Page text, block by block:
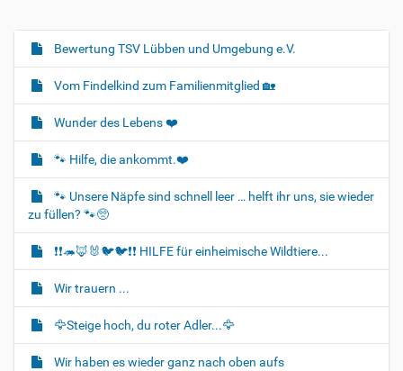
N
a
v
g
a
t
i
o
n
Bewertung TSV Lübben und Umgebung e.V.
Vom Findelkind zum Familienmitglied 🏡
Wunder des Lebens ❤️
🐾 Hilfe, die ankommt.❤️
🐾 Unsere Näpfe sind schnell leer … helft ihr uns, sie wieder
zu füllen? 🐾🥺
❗❗🦔🦊🐰🐦‍🐦❗❗ HILFE für einheimische Wildtiere...
Wir trauern ...
🦅Steige hoch, du roter Adler...🦅
Wir haben es wieder ganz nach oben aufs